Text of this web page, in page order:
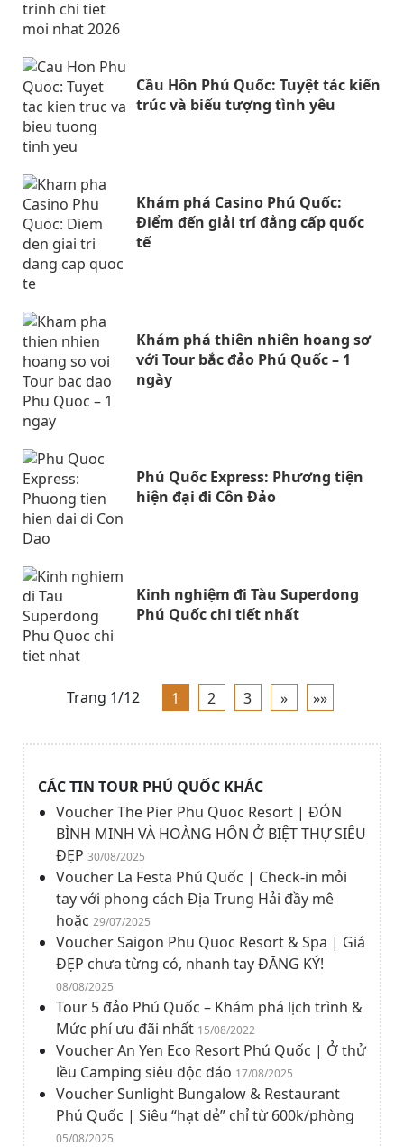
Cầu Hôn Phú Quốc: Tuyệt tác kiến
trúc và biểu tượng tình yêu
Khám phá Casino Phú Quốc:
Điểm đến giải trí đẳng cấp quốc
tế
Khám phá thiên nhiên hoang sơ
với Tour bắc đảo Phú Quốc – 1
ngày
Phú Quốc Express: Phương tiện
hiện đại đi Côn Đảo
Kinh nghiệm đi Tàu Superdong
Phú Quốc chi tiết nhất
Trang 1/12 1 2 3 » »»
CÁC TIN TOUR PHÚ QUỐC KHÁC
Voucher The Pier Phu Quoc Resort | ĐÓN
BÌNH MINH VÀ HOÀNG HÔN Ở BIỆT THỰ SIÊU
ĐẸP 30/08/2025
Voucher La Festa Phú Quốc | Check-in mỏi
tay với phong cách Địa Trung Hải đầy mê
hoặc 29/07/2025
Voucher Saigon Phu Quoc Resort & Spa | Giá
ĐẸP chưa từng có, nhanh tay ĐĂNG KÝ!
08/08/2025
Tour 5 đảo Phú Quốc – Khám phá lịch trình &
Mức phí ưu đãi nhất 15/08/2022
Voucher An Yen Eco Resort Phú Quốc | Ở thử
lều Camping siêu độc đáo 17/08/2025
Voucher Sunlight Bungalow & Restaurant
Phú Quốc | Siêu “hạt dẻ” chỉ từ 600k/phòng
05/08/2025